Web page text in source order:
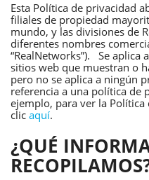
Esta Política de privacidad
filiales de propiedad
mundo, y las divisiones de
diferentes nombres
“RealNetworks”). Se aplica
sitios web que muestran o
pero no se aplica a ningún
referencia a una política de
ejemplo, para ver la Política
clic aquí.
¿QUÉ